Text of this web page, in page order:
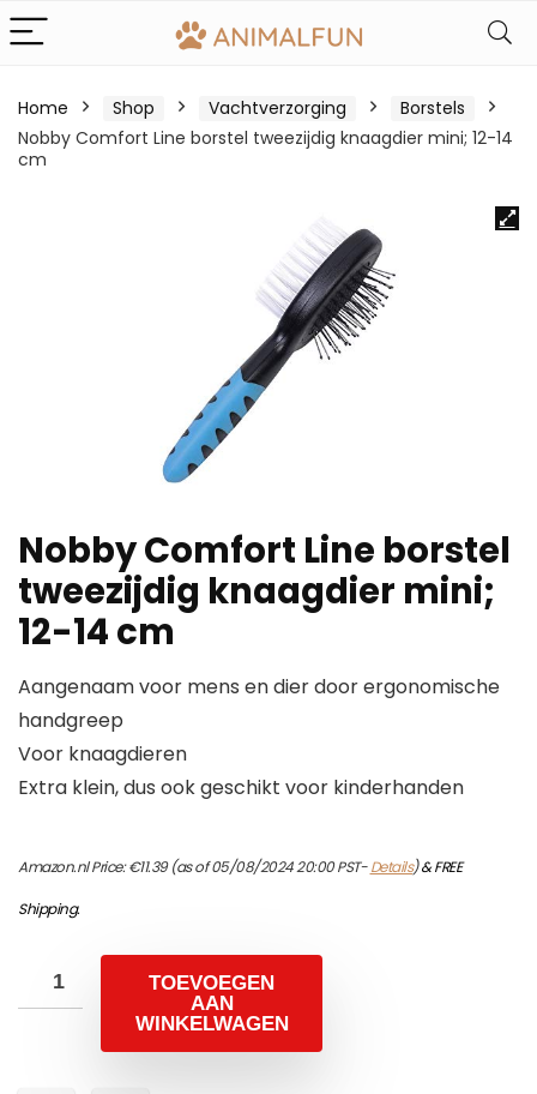
Home Shop Vachtverzorging
Borstels
Nobby Comfort Line borstel tweezijdig knaagdier mini; 12-14
cm
Nobby Comfort Line borstel
tweezijdig knaagdier mini;
12-14 cm
Aangenaam voor mens en dier door ergonomische
handgreep
Voor knaagdieren
Extra klein, dus ook geschikt voor kinderhanden
Amazon.nl Price:€11.39(as of 05/08/2024 20:00 PST-Details)&FREE
Shipping.
TOEVOEGEN
AAN
WINKELWAGEN